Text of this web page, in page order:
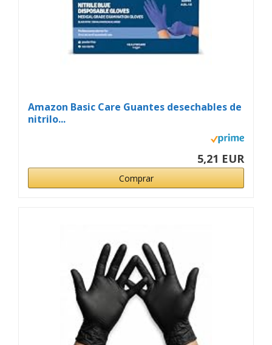
Amazon Basic Care Guantes desechables de
nitrilo...
5,21 EUR
Comprar